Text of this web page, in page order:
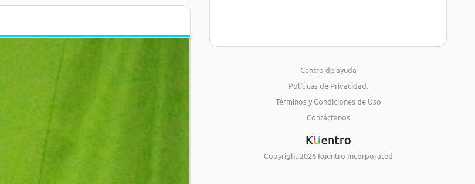
Centro de ayuda
Políticas de Privacidad.
Términos y Condiciones de Uso
Contáctanos
Copyright 2026 Kuentro Incorporated